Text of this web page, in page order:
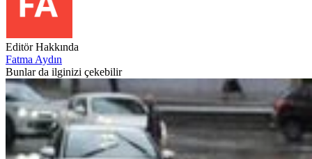
Editör Hakkında
Fatma Aydın
Bunlar da ilginizi çekebilir